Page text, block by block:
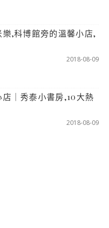
,科博館旁的溫馨小店,
2018-08-09
｜秀泰小書房,10大熱
2018-08-09